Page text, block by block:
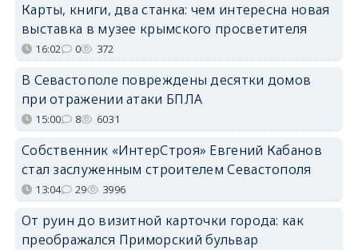
Карты, книги, два станка: чем интересна новая
выставка в музее крымского просветителя
16:02 0 372
В Севастополе повреждены десятки домов
при отражении атаки БПЛА
15:00 8 6031
Собственник «ИнтерСтроя» Евгений Кабанов
стал заслуженным строителем Севастополя
13:04 29 3996
От руин до визитной карточки города: как
преображался Приморский бульвар